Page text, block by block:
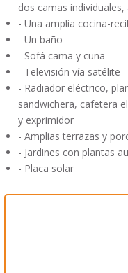
dos camas
- Una amplia cocina-
- Un baño
- Sofá cama y cuna
- Televisión vía satélite
- Radiador eléctrico,
sandwichera, cafetera
y exprimidor
- Amplias terrazas y
- Jardines con plantas
- Placa solar